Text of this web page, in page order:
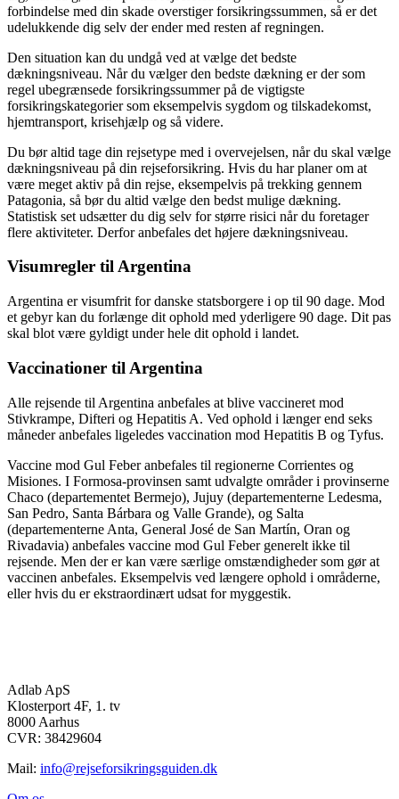
forbindelse med din skade overstiger forsikringssummen, så er det
udelukkende dig selv der ender med resten af regningen.
Den situation kan du undgå ved at vælge det bedste
dækningsniveau. Når du vælger den bedste dækning er der som
regel ubegrænsede forsikringssummer på de vigtigste
forsikringskategorier som eksempelvis sygdom og tilskadekomst,
hjemtransport, krisehjælp og så videre.
Du bør altid tage din rejsetype med i overvejelsen, når du skal vælge
dækningsniveau på din rejseforsikring. Hvis du har planer om at
være meget aktiv på din rejse, eksempelvis på trekking gennem
Patagonia, så bør du altid vælge den bedst mulige dækning.
Statistisk set udsætter du dig selv for større risici når du foretager
flere aktiviteter. Derfor anbefales det højere dækningsniveau.
Visumregler til Argentina
Argentina er visumfrit for danske statsborgere i op til 90 dage. Mod
et gebyr kan du forlænge dit ophold med yderligere 90 dage. Dit pas
skal blot være gyldigt under hele dit ophold i landet.
Vaccinationer til Argentina
Alle rejsende til Argentina anbefales at blive vaccineret mod
Stivkrampe, Difteri og Hepatitis A. Ved ophold i længer end seks
måneder anbefales ligeledes vaccination mod Hepatitis B og Tyfus.
Vaccine mod Gul Feber anbefales til regionerne Corrientes og
Misiones. I Formosa-provinsen samt udvalgte områder i provinserne
Chaco (departementet Bermejo), Jujuy (departementerne Ledesma,
San Pedro, Santa Bárbara og Valle Grande), og Salta
(departementerne Anta, General José de San Martín, Oran og
Rivadavia) anbefales vaccine mod Gul Feber generelt ikke til
rejsende. Men der er kan være særlige omstændigheder som gør at
vaccinen anbefales. Eksempelvis ved længere ophold i områderne,
eller hvis du er ekstraordinært udsat for myggestik.
Adlab ApS
Klosterport 4F, 1. tv
8000 Aarhus
CVR: 38429604
Mail: info@rejseforsikringsguiden.dk